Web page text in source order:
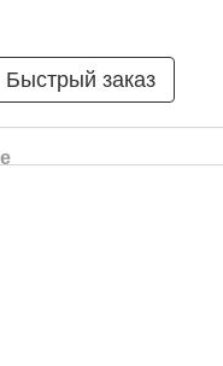
Быстрый заказ